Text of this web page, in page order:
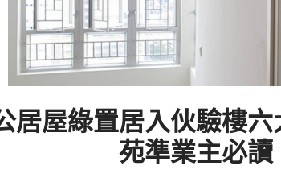
居屋綠置居入伙驗樓
苑準業主必讀